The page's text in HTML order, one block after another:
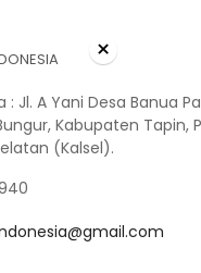
Jl. A Yani Desa Banua
Kabupaten Tapin,
(Kalsel).
×